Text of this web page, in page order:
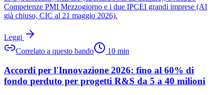
Competenze PMI Mezzogiorno e i due IPCEI grandi imprese (AI
già chiuso, CIC al 21 maggio 2026).
Leggi
Correlato a questo bando
10 min
Accordi per l'Innovazione 2026: fino al 60% di
fondo perduto per progetti R&S da 5 a 40 milioni